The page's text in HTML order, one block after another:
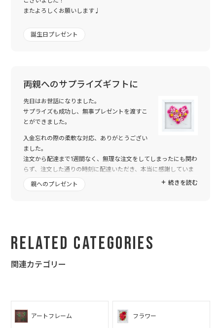
またよろしくお願いします♩
誕生日プレゼント
両親へのサプライズギフトに
先日はお世話になりました。
サプライズも成功し、無事プレゼントを渡すこ
とができました。
入金忘れの際の柔軟な対応、ありがとうござい
ました。
注文から配達まで1週間なく、無理な注文をしてしまったにも関わ
らず、注文した通りの時刻に配達いただき、本当に感謝していま
す。
続きを読む
親へのプレゼント
Related Categories
関連カテゴリー
アートフレーム フラワー